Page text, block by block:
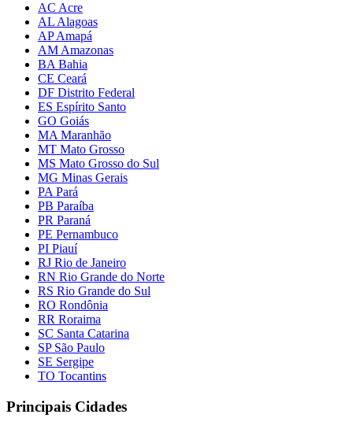
AC Acre
AL Alagoas
AP Amapá
AM Amazonas
BA Bahia
CE Ceará
DF Distrito Federal
ES Espírito Santo
GO Goiás
MA Maranhão
MT Mato Grosso
MS Mato Grosso do Sul
MG Minas Gerais
PA Pará
PB Paraíba
PR Paraná
PE Pernambuco
PI Piauí
RJ Rio de Janeiro
RN Rio Grande do Norte
RS Rio Grande do Sul
RO Rondônia
RR Roraima
SC Santa Catarina
SP São Paulo
SE Sergipe
TO Tocantins
Principais Cidades